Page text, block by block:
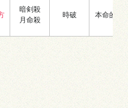
暗剣殺
月命殺
時破 本命的殺